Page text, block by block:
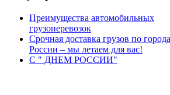
Преимущества автомобильных
грузоперевозок
Срочная доставка грузов по
России – мы летаем для вас!
С " ДНЕМ РОССИИ"